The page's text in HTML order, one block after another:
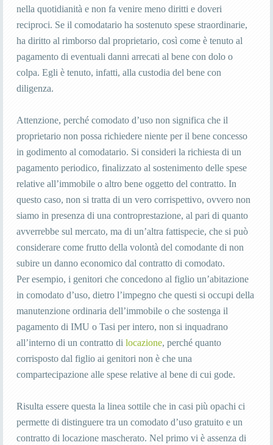
nella quotidianità e non fa venire meno diritti e doveri
reciproci. Se il comodatario ha sostenuto spese straordinarie,
ha diritto al rimborso dal proprietario, così come è tenuto al
pagamento di eventuali danni arrecati al bene con dolo o
colpa. Egli è tenuto, infatti, alla custodia del bene con
diligenza.
Attenzione, perché comodato d’uso non significa che il
proprietario non possa richiedere niente per il bene concesso
in godimento al comodatario. Si consideri la richiesta di un
pagamento periodico, finalizzato al sostenimento delle spese
relative all’immobile o altro bene oggetto del contratto. In
questo caso, non si tratta di un vero corrispettivo, ovvero non
siamo in presenza di una controprestazione, al pari di quanto
avverrebbe sul mercato, ma di un’altra fattispecie, che si può
considerare come frutto della volontà del comodante di non
subire un danno economico dal contratto di comodato.
Per esempio, i genitori che concedono al figlio un’abitazione
in comodato d’uso, dietro l’impegno che questi si occupi della
manutenzione ordinaria dell’immobile o che sostenga il
pagamento di IMU o Tasi per intero, non si inquadrano
all’interno di un contratto di locazione, perché quanto
corrisposto dal figlio ai genitori non è che una
compartecipazione alle spese relative al bene di cui gode.
Risulta essere questa la linea sottile che in casi più opachi ci
permette di distinguere tra un comodato d’uso gratuito e un
contratto di locazione mascherato. Nel primo vi è assenza di